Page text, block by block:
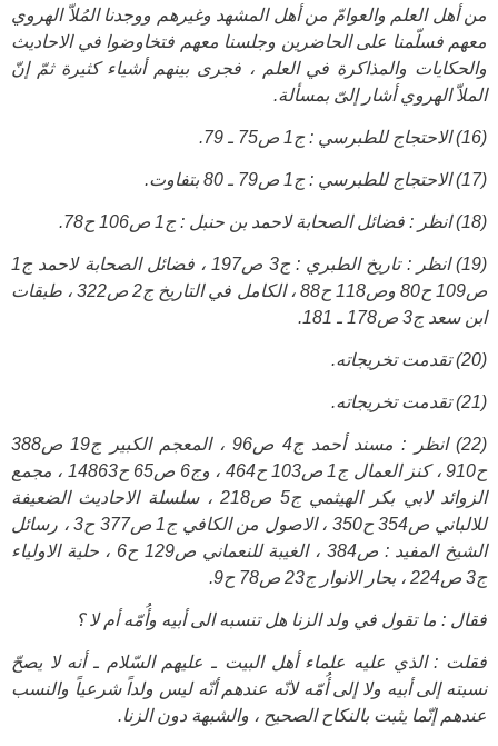
من أهل العلم والعوامّ من أهل المشهد وغيرهم ووجدنا المُلاّ الهروي
معهم فسلّمنا على الحاضرين وجلسنا معهم فتخاوضوا في الاحاديث
والحكايات والمذاكرة في العلم ، فجرى بينهم أشياء كثيرة ثمّ إنّ
الملاّ الهروي أشار إلىّ بمسألة.
(16) الاحتجاج للطبرسي : ج1 ص75 ـ 79.
(17) الاحتجاج للطبرسي : ج1 ص79 ـ 80 بتفاوت.
(18) انظر : فضائل الصحابة لاحمد بن حنبل : ج1 ص106 ح78.
(19) انظر : تاريخ الطبري : ج3 ص197 ، فضائل الصحابة لاحمد ج1
ص109 ح80 وص118 ح88 ، الكامل في التاريخ ج2 ص322 ، طبقات
ابن سعد ج3 ص178 ـ 181.
(20) تقدمت تخريجاته.
(21) تقدمت تخريجاته.
(22) انظر : مسند أحمد ج4 ص96 ، المعجم الكبير ج19 ص388
ح910 ، كنز العمال ج1 ص103 ح464 ، وج6 ص65 ح14863 ، مجمع
الزوائد لابي بكر الهيثمي ج5 ص218 ، سلسلة الاحاديث الضعيفة
للالباني ص354 ح350 ، الاصول من الكافي ج1 ص377 ح3 ، رسائل
الشيخ المفيد : ص384 ، الغيبة للنعماني ص129 ح6 ، حلية الاولياء
ج3 ص224 ، بحار الانوار ج23 ص78 ح9.
فقال : ما تقول في ولد الزنا هل تنسبه الى أبيه وأُمّه أم لا ؟
فقلت : الذي عليه علماء أهل البيت ـ عليهم السّلام ـ أنه لا يصحّ
نسبته إلى أبيه ولا إلى أُمّه لانّه عندهم أنّه ليس ولداً شرعياً والنسب
عندهم إنّما يثبت بالنكاح الصحيح ، والشبهة دون الزنا.